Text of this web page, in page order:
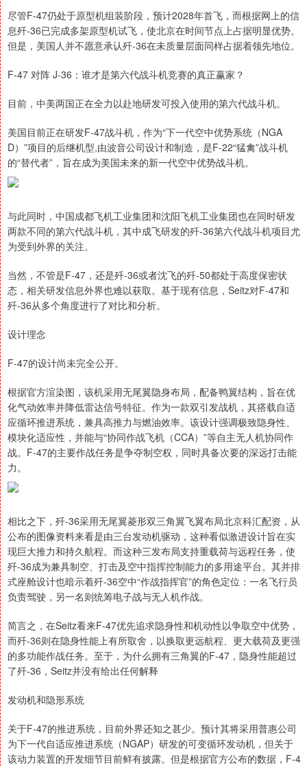
尽管F-47仍处于原型机组装阶段，预计2028年首飞，而根据网上的信
息歼-36已完成多架原型机试飞，使北京在时间节点上占据明显优势。
但是，美国人并不愿意承认歼-36在未质量层面同样占据着领先地位。
F-47 对阵 J-36：谁才是第六代战斗机竞赛的真正赢家？
目前，中美两国正在全力以赴地研发可投入使用的第六代战斗机。
美国目前正在研发F-47战斗机，作为“下一代空中优势系统（NGA
D）”项目的后继机型,由波音公司设计和制造，是F-22“猛禽”战斗机
的“替代者”，旨在成为美国未来的新一代空中优势战斗机。
与此同时，中国成都飞机工业集团和沈阳飞机工业集团也在同时研发
两款不同的第六代战斗机，其中成飞研发的歼-36第六代战斗机项目尤
为受到外界的关注。
当然，不管是F-47，还是歼-36或者沈飞的歼-50都处于高度保密状
态，相关研发信息外界也难以获取。基于现有信息，Seitz对F-47和
歼-36从多个角度进行了对比和分析。
设计理念
F-47的设计尚未完全公开。
根据官方渲染图，该机采用无尾翼隐身布局，配备鸭翼结构，旨在优
化气动效率并降低雷达信号特征。作为一款双引发战机，其搭载自适
应循环推进系统，兼具高推力与燃油效率。该设计强调极致隐身性、
模块化适应性，并能与“协同作战飞机（CCA）”等自主无人机协同作
战。F-47的主要作战任务是争夺制空权，同时具备次要的深远打击能
力。
相比之下，歼-36采用无尾翼菱形双三角翼飞翼布局北京科汇配资，从
公布的图像资料来看是由三台发动机驱动，这种看似激进设计旨在实
现巨大推力和持久航程。而这种三发布局支持重载荷与远程任务，使
歼-36成为兼具制空、打击及空中指挥控制能力的多用途平台。其并排
式座舱设计也暗示着歼-36空中“作战指挥官”的角色定位：一名飞行员
负责驾驶，另一名则统筹电子战与无人机作战。
简言之，在Seitz看来F-47优先追求隐身性和机动性以争取空中优势，
而歼-36则在隐身性能上有所取舍，以换取更远航程、更大载荷及更强
的多功能作战任务。至于，为什么拥有三角翼的F-47，隐身性能超过
了歼-36，Seitz并没有给出任何解释
发动机和隐形系统
关于F-47的推进系统，目前外界还知之甚少。预计其将采用普惠公司
为下一代自适应推进系统（NGAP）研发的可变循环发动机，但关于
该动力装置的开发细节目前鲜有披露。但是根据官方公布的数据，F-4